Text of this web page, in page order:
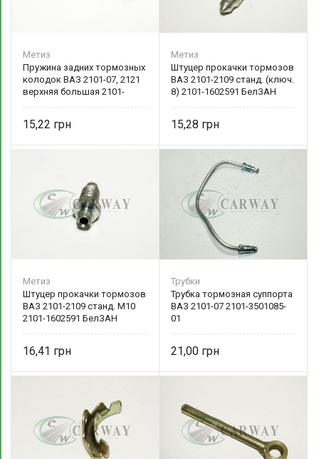
Метиз
Пружина задних тормозных
колодок ВАЗ 2101-07, 2121
верхняя большая 2101-
15,22
Метиз
Штуцер прокачки тормозов
ВАЗ 2101-2109 станд. (ключ.
8) 2101-1602591 БелЗАН
15,28
Метиз
Штуцер прокачки тормозов
ВАЗ 2101-2109 станд. М10
2101-1602591 БелЗАН
16,41
Трубки
Трубка тормозная суппорта
ВАЗ 2101-07 2101-3501085-
01
21,00